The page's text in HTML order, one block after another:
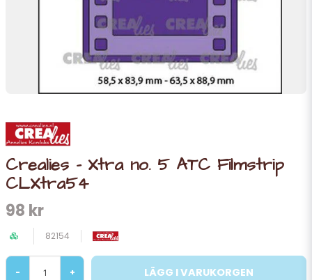
Crealies - Xtra no. 5 ATC Filmstrip
CLXtra54
98 kr
82154
- + LÄGG I VARUKORGEN